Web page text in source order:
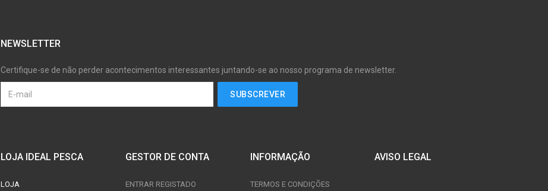
NEWSLETTER
Certifique-se de não perder acontecimentos interessantes juntando-se ao nosso programa de newsletter.
LOJA IDEAL PESCA
LOJA
GESTOR DE CONTA
ENTRAR REGISTADO
INFORMAÇÃO
TERMOS E CONDIÇÕES
AVISO LEGAL